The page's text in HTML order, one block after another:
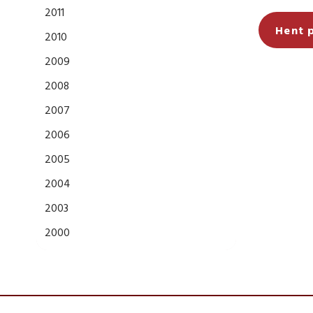
2011
2010
2009
2008
2007
2006
2005
2004
2003
2000
Hent